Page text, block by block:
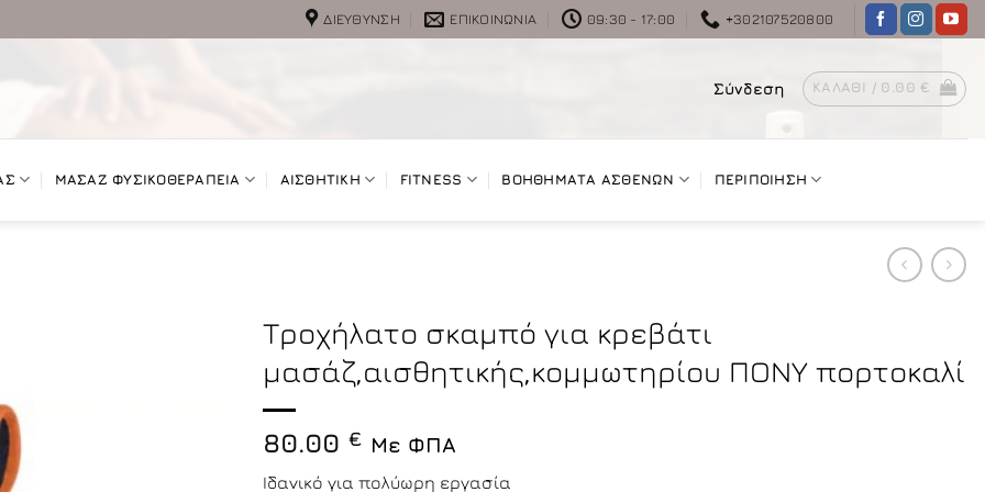
ΔΙΕΎΘΥΝΣΗ ΕΠΙΚΟΙΝΩΝΊΑ 09:30 - 17:00 +302107520800
Σύνδεση ΚΑΛΆΘΙ / 0.00 €
ΜΑΣΑΖ ΦΥΣΙΚΟΘΕΡΑΠΕΙΑ ΑΙΣΘΗΤΙΚΗ FITNESS ΒΟΗΘΗΜΑΤΑ ΑΣΘΕΝΩΝ ΠΕΡΙΠΟΙΗΣΗ
Τροχήλατο σκαμπό για κρεβάτι
μασάζ,αισθητικής,κομμωτηρίου ΠΟΝΥ πορτοκαλί
80.00 € Με ΦΠΑ
Ιδανικό για πολύωρη εργασία